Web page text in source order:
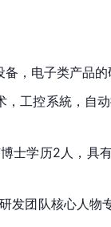
，电子类产品的
工控系統，自
士学历2人，具
发团队核心人物